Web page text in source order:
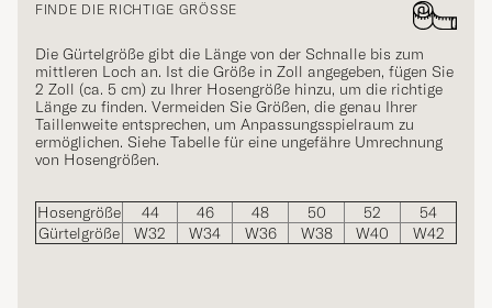
FINDE DIE RICHTIGE GRÖSSE
Die Gürtelgröße gibt die Länge von der Schnalle bis zum
mittleren Loch an. Ist die Größe in Zoll angegeben, fügen Sie
2 Zoll (ca. 5 cm) zu Ihrer Hosengröße hinzu, um die richtige
Länge zu finden. Vermeiden Sie Größen, die genau Ihrer
Taillenweite entsprechen, um Anpassungsspielraum zu
ermöglichen. Siehe Tabelle für eine ungefähre Umrechnung
von Hosengrößen.
Hosengröße 44 46 48 50 52
54
Gürtelgröße
W32 W34 W36 W38 W40 W42